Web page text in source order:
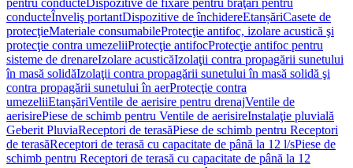
pentru conducteDispozitive de fixare pentru brăţări pentru
conducteÎnveliş portantDispozitive de închidereEtanșăriCasete de
protecţieMateriale consumabileProtecţie antifoc, izolare acustică şi
protecţie contra umezeliiProtecţie antifocProtecţie antifoc pentru
sisteme de drenareIzolare acusticăIzolaţii contra propagării sunetului
în masă solidăIzolaţii contra propagării sunetului în masă solidă şi
contra propagării sunetului în aerProtecţie contra
umezeliiEtanşăriVentile de aerisire pentru drenajVentile de
aerisirePiese de schimb pentru Ventile de aerisireInstalaţie pluvială
Geberit PluviaReceptori de terasăPiese de schimb pentru Receptori
de terasăReceptori de terasă cu capacitate de până la 12 l/sPiese de
schimb pentru Receptori de terasă cu capacitate de până la 12